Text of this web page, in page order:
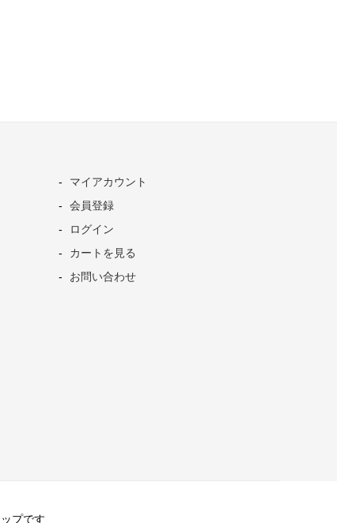
マイアカウント
会員登録
ログイン
カートを見る
お問い合わせ
プです